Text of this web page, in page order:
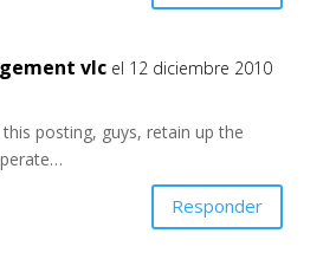
vlc el 12 diciembre 2010
posting, guys, retain up the
Responder